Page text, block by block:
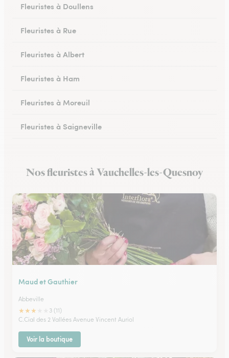
Fleuristes à Doullens
Fleuristes à Rue
Fleuristes à Albert
Fleuristes à Ham
Fleuristes à Moreuil
Fleuristes à Saigneville
Fleuristes à Corbie
Nos fleuristes à Vauchelles-les-Quesnoy
Maud et Gauthier
Abbeville
★★★
3 (11)
C.Cial des 2 Vallées Avenue Vincent Auriol
Voir la boutique